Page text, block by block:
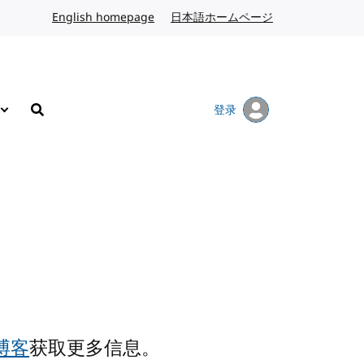
English homepage 英文日本語ホームページ
搜索
登录
客获取更多信息。